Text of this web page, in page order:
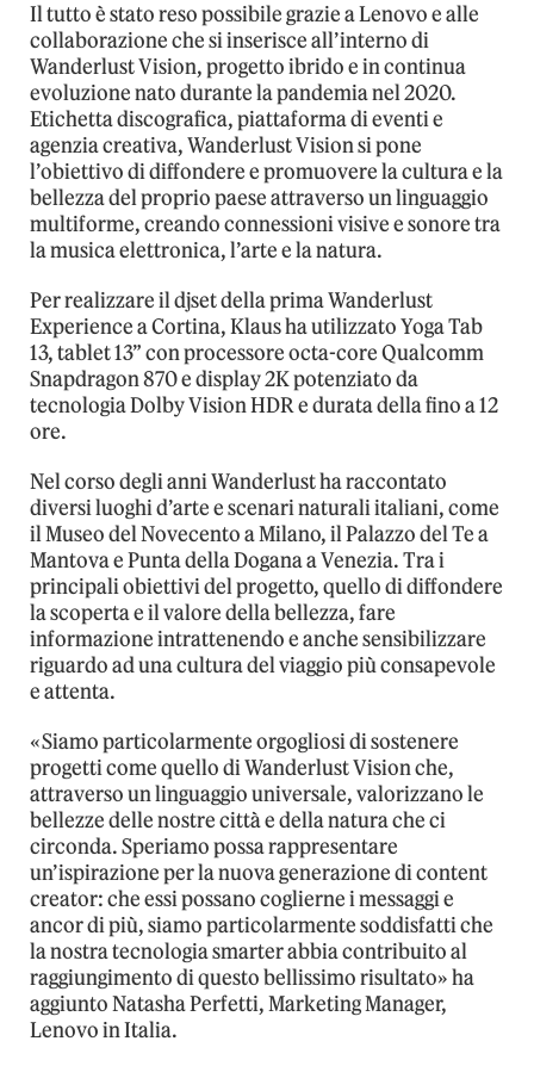
Il tutto è stato reso possibile grazie a Lenovo e alle
collaborazione che si inserisce all’interno di
Wanderlust Vision, progetto ibrido e in continua
evoluzione nato durante la pandemia nel 2020.
Etichetta discografica, piattaforma di eventi e
agenzia creativa, Wanderlust Vision si pone
l’obiettivo di diffondere e promuovere la cultura e la
bellezza del proprio paese attraverso un linguaggio
multiforme, creando connessioni visive e sonore tra
la musica elettronica, l’arte e la natura.
Per realizzare il djset della prima Wanderlust
Experience a Cortina, Klaus ha utilizzato Yoga Tab
13, tablet 13” con processore octa-core Qualcomm
Snapdragon 870 e display 2K potenziato da
tecnologia Dolby Vision HDR e durata della fino a 12
ore.
Nel corso degli anni Wanderlust ha raccontato
diversi luoghi d’arte e scenari naturali italiani, come
il Museo del Novecento a Milano, il Palazzo del Te a
Mantova e Punta della Dogana a Venezia. Tra i
principali obiettivi del progetto, quello di diffondere
la scoperta e il valore della bellezza, fare
informazione intrattenendo e anche sensibilizzare
riguardo ad una cultura del viaggio più consapevole
e attenta.
«Siamo particolarmente orgogliosi di sostenere
progetti come quello di Wanderlust Vision che,
attraverso un linguaggio universale, valorizzano le
bellezze delle nostre città e della natura che ci
circonda. Speriamo possa rappresentare
un’ispirazione per la nuova generazione di content
creator: che essi possano coglierne i messaggi e
ancor di più, siamo particolarmente soddisfatti che
la nostra tecnologia smarter abbia contribuito al
raggiungimento di questo bellissimo risultato» ha
aggiunto Natasha Perfetti, Marketing Manager,
Lenovo in Italia.